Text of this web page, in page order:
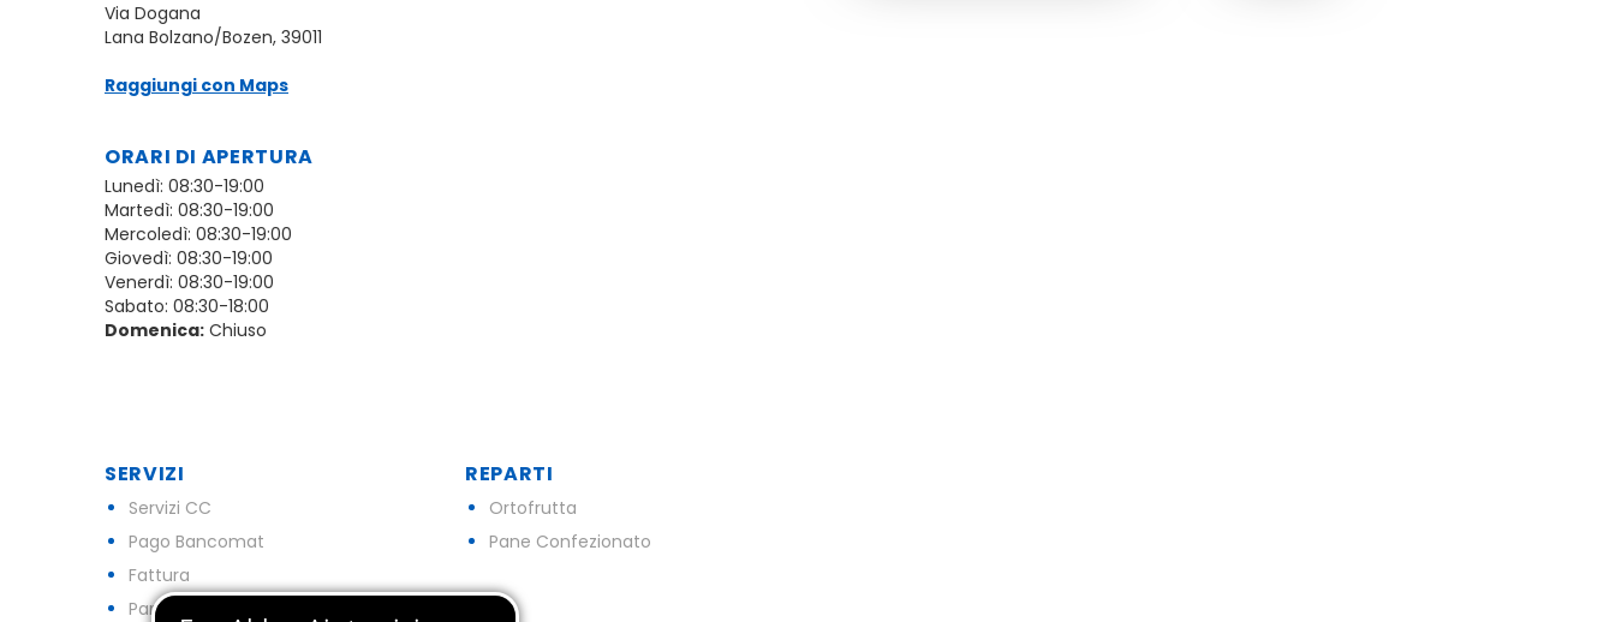
Via Dogana
Lana Bolzano/Bozen, 39011
Raggiungi con Maps
ORARI DI APERTURA
Lunedì: 08:30-19:00
Martedì: 08:30-19:00
Mercoledì: 08:30-19:00
Giovedì: 08:30-19:00
Venerdì: 08:30-19:00
Sabato: 08:30-18:00
Domenica: Chiuso
SERVIZI
Servizi CC
Pago Bancomat
Fattura
Parcheggio
REPARTI
Ortofrutta
Pane Confezionato